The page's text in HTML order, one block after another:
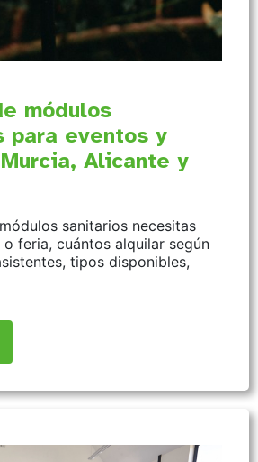
módulos
para eventos y
Alicante y
sanitarios necesitas
feria, cuántos alquilar según
tipos disponibles,